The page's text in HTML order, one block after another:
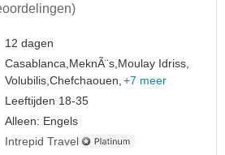
12 dagen
Casablanca, MeknÃ¨s, Moulay Idriss,
Volubilis,Chefchaouen, +7 meer
Leeftijden 18-35
Alleen: Engels
Intrepid Travel